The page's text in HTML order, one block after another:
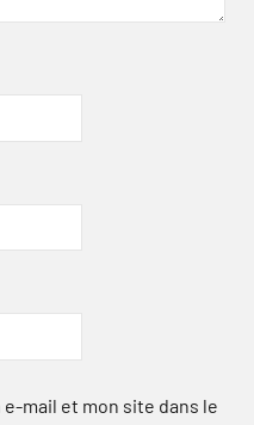
mail et mon site dans le